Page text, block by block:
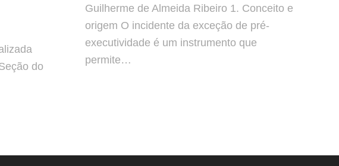
do
Guilherme de Almeida Ribeiro 1. Conceito e
origem O incidente da exceção de pré-
executividade é um instrumento que
permite…